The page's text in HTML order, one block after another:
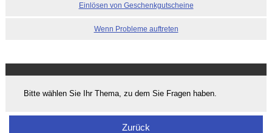
Einlösen von Geschenkgutscheine
Wenn Probleme auftreten
Bitte wählen Sie Ihr Thema, zu dem Sie Fragen haben.
Zurück